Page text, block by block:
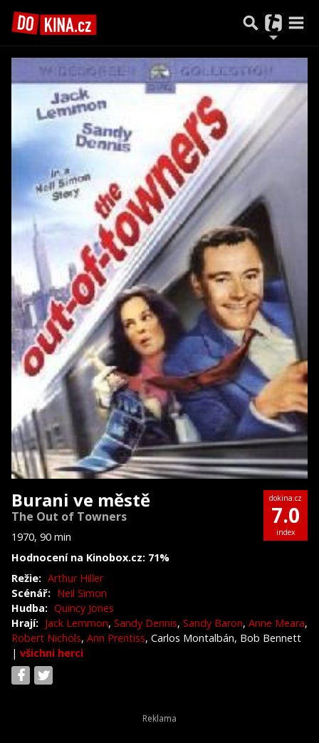
Burani ve městě
The Out of Towners
1970, 90 min
Hodnocení na Kinobox.cz: 71%
dokina.cz
7.0
index
Režie: Arthur Hiller
Scénář: Neil Simon
Hudba: Quincy Jones
Hrají: Jack Lemmon, Sandy Dennis, Sandy Baron, Anne Meara,
Robert Nichols, Ann Prentiss, Carlos Montalbán, Bob Bennett
| všichni herci